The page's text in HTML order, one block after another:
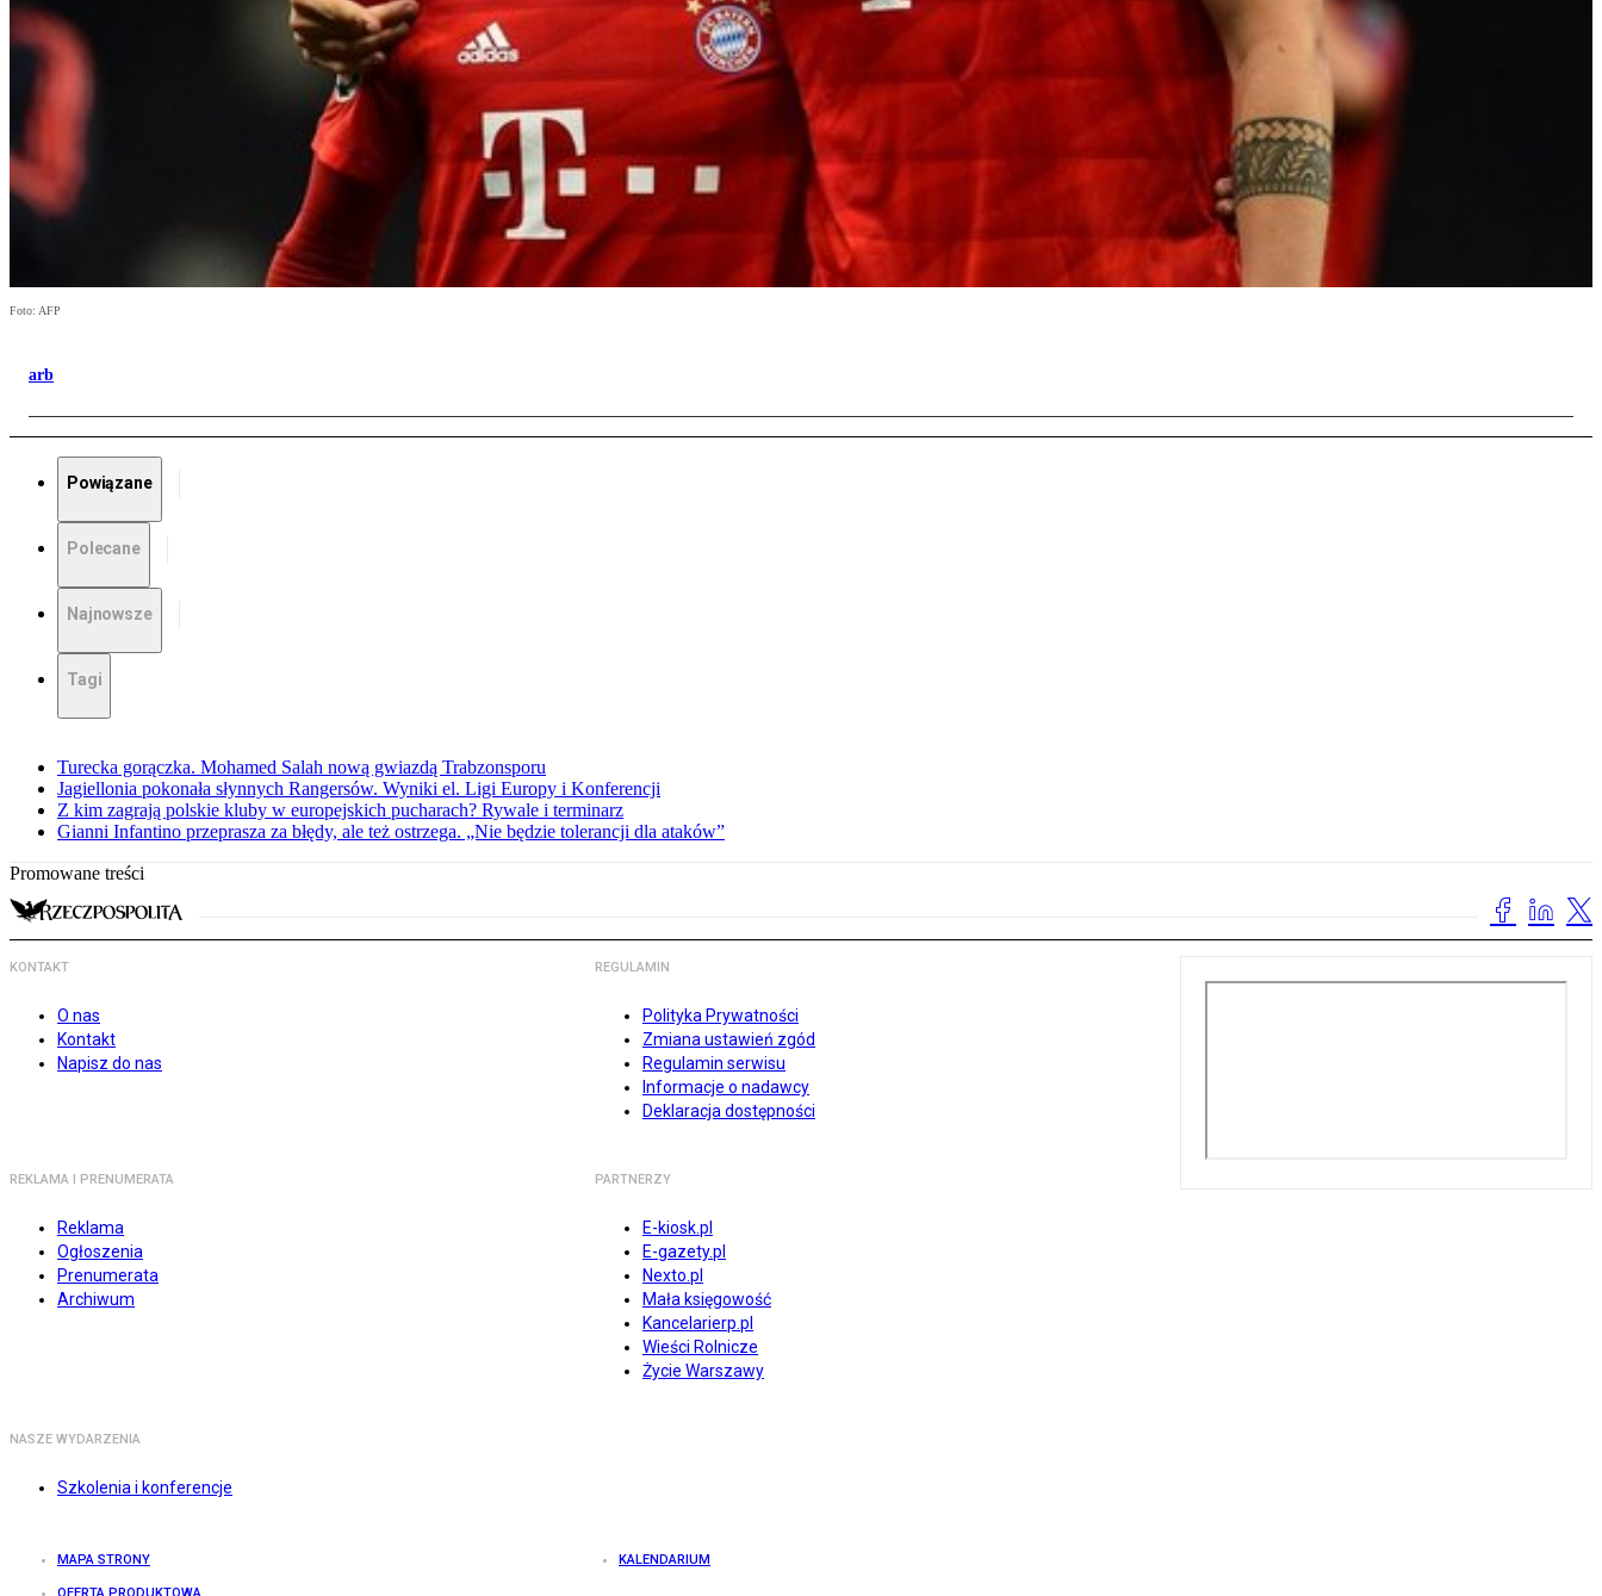
Foto: AFP
arb
Powiązane
Polecane
Najnowsze
Tagi
Turecka gorączka. Mohamed Salah nową gwiazdą Trabzonsporu
Jagiellonia pokonała słynnych Rangersów. Wyniki el. Ligi Europy i Konferencji
Z kim zagrają polskie kluby w europejskich pucharach? Rywale i terminarz
Gianni Infantino przeprasza za błędy, ale też ostrzega. „Nie będzie tolerancji dla ataków”
Promowane treści
KONTAKT
O nas
Kontakt
Napisz do nas
REGULAMIN
Polityka Prywatności
Zmiana ustawień zgód
Regulamin serwisu
Informacje o nadawcy
Deklaracja dostępności
REKLAMA I PRENUMERATA
Reklama
Ogłoszenia
Prenumerata
Archiwum
PARTNERZY
E-kiosk.pl
E-gazety.pl
Nexto.pl
Mała księgowość
Kancelarierp.pl
Wieści Rolnicze
Życie Warszawy
NASZE WYDARZENIA
Szkolenia i konferencje
MAPA STRONY KALENDARIUM